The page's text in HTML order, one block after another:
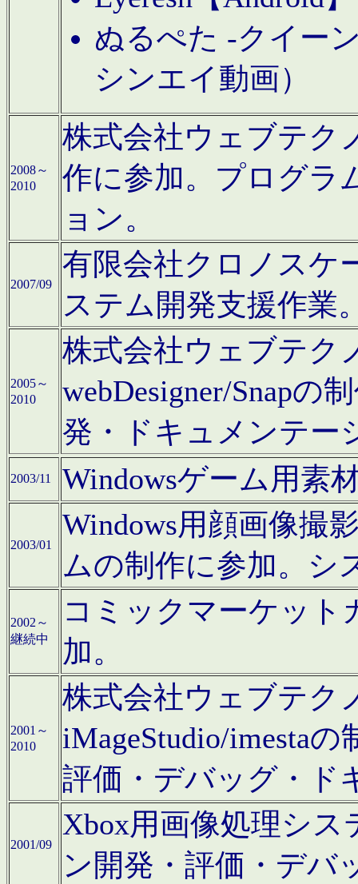
ぬるぺた -クイー
シンエイ動画）
2008～
2010
株式会社ウェブテク
作に参加。プログラ
ョン。
2007/09
有限会社クロノスケ
ステム開発支援作業
2005～
2010
株式会社ウェブテク
webDesigner/Snapの
発・ドキュメンテー
2003/11 Windowsゲーム用素
2003/01
Windows用顔画像撮
ムの制作に参加。シ
2002～
継続中
コミックマーケット
加。
2001～
2010
株式会社ウェブテク
iMageStudio/imesta
評価・デバッグ・ド
2001/09
Xbox用画像処理シ
ン開発・評価・デバ